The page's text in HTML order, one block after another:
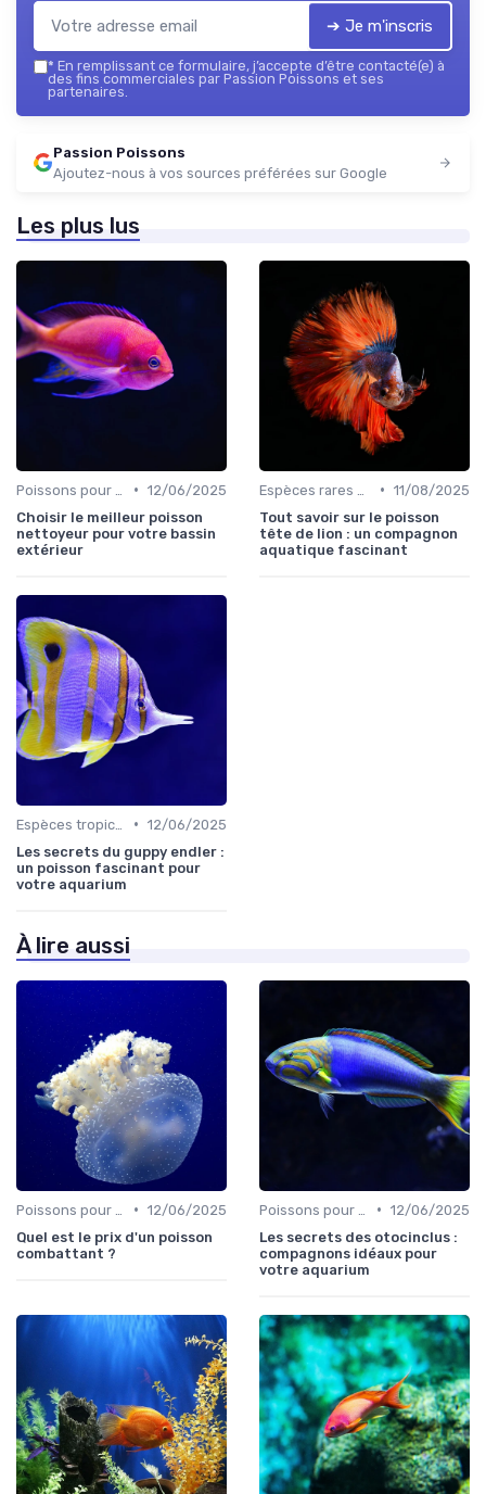
➔ Je m'inscris
* En remplissant ce formulaire, j’accepte d’être contacté(e) à
des fins commerciales par Passion Poissons et ses
partenaires.
Passion Poissons
Ajoutez-nous à vos sources préférées sur Google
Les plus lus
• 12/06/2025
Choisir le meilleur poisson
nettoyeur pour votre bassin
extérieur
• 11/08/2025
Tout savoir sur le poisson
tête de lion : un compagnon
aquatique fascinant
• 12/06/2025
Les secrets du guppy endler :
un poisson fascinant pour
votre aquarium
À lire aussi
• 12/06/2025
Quel est le prix d'un poisson
combattant ?
• 12/06/2025
Les secrets des otocinclus :
compagnons idéaux pour
votre aquarium